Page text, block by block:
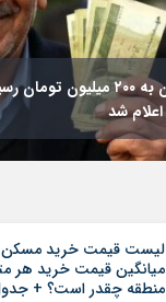
وام بازنشستگان به ۲۰۰
میانگین قیمت خرید هر
منطقه چقدر است؟ +